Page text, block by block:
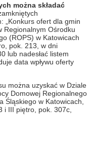
można składać
„Konkurs ofert dla gmin
Regionalnym Ośrodku
(ROPS) w Katowicach
pok. 213, w dni
lub nadesłać listem
data wpływu oferty
można uzyskać w Dziale
Domowej Regionalnego
Śląskiego w Katowicach,
i III piętro, pok. 307c,